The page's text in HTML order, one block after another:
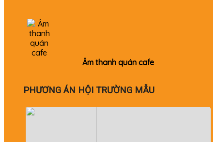
Âm thanh quán cafe
PHƯƠNG ÁN HỘI TRƯỜNG MẪU